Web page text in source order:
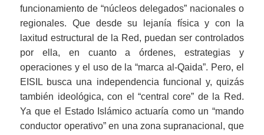
funcionamiento de “núcleos delegados” nacionales o
regionales. Que desde su lejanía física y con la
laxitud estructural de la Red, puedan ser controlados
por ella, en cuanto a órdenes, estrategias y
operaciones y el uso de la “marca al-Qaida”. Pero, el
EISIL busca una independencia funcional y, quizás
también ideológica, con el “central core” de la Red.
Ya que el Estado Islámico actuaría como un “mando
conductor operativo” en una zona supranacional, que